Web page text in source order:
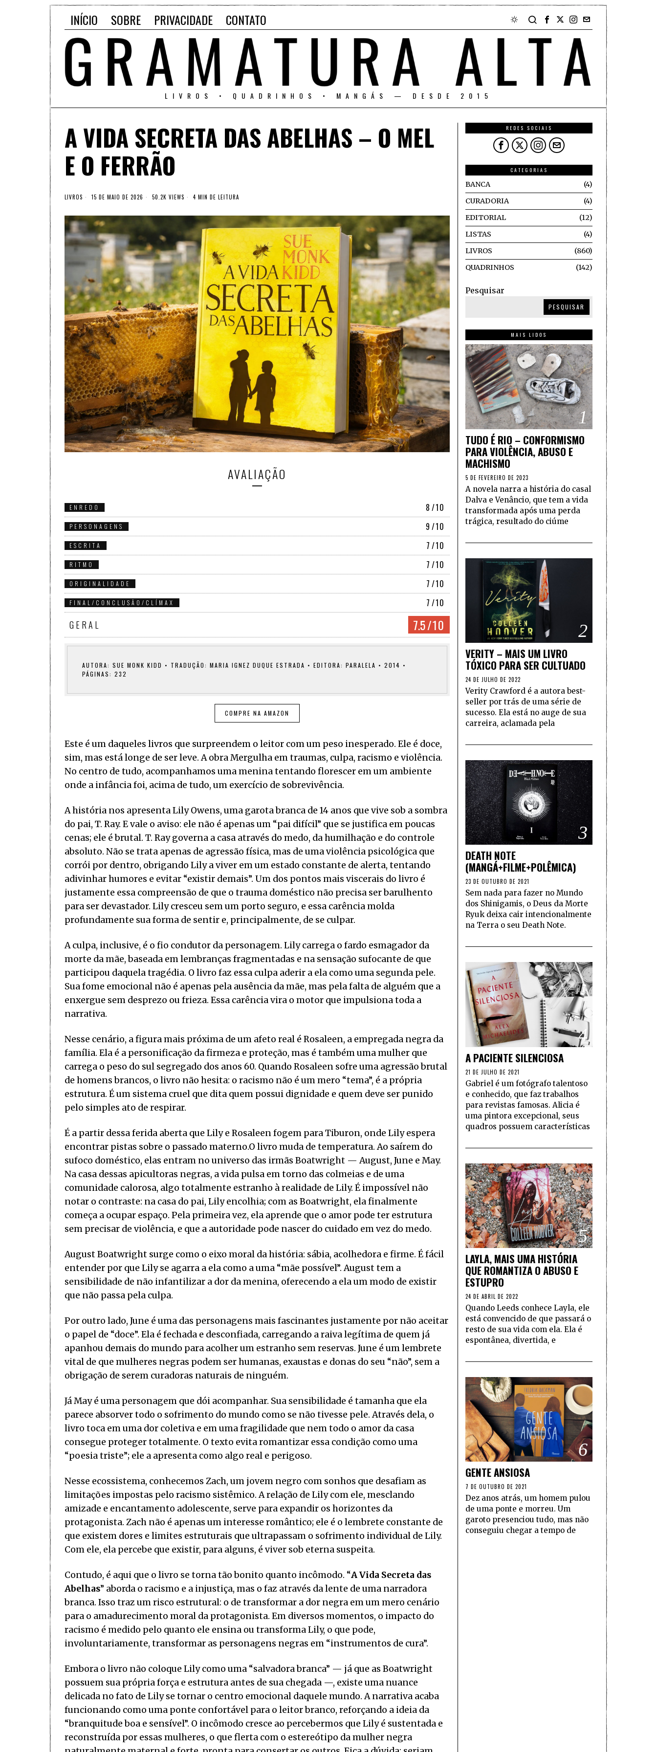
INÍCIO SOBRE PRIVACIDADE CONTATO
LIVROS • QUADRINHOS • MANGÁS — DESDE 2015
A VIDA SECRETA DAS ABELHAS – O MEL
E O FERRÃO
LIVROS 15 DE MAIO DE 2026 50.2K VIEWS 4 MIN DE LEITURA
AVALIAÇÃO
ENREDO 8 /10
PERSONAGENS 9 /10
ESCRITA 7 /10
RITMO 7 /10
ORIGINALIDADE 7 /10
FINAL/CONCLUSÃO/CLÍMAX 7 /10
GERAL 7.5/10
AUTORA: SUE MONK KIDD • TRADUÇÃO: MARIA IGNEZ DUQUE ESTRADA • EDITORA: PARALELA • 2014 •
PÁGINAS: 232
COMPRE NA AMAZON
Este é um daqueles livros que surpreendem o leitor com um peso inesperado. Ele é doce,
sim, mas está longe de ser leve. A obra Mergulha em traumas, culpa, racismo e violência.
No centro de tudo, acompanhamos uma menina tentando florescer em um ambiente
onde a infância foi, acima de tudo, um exercício de sobrevivência.
A história nos apresenta Lily Owens, uma garota branca de 14 anos que vive sob a sombra
do pai, T. Ray. E vale o aviso: ele não é apenas um “pai difícil” que se justifica em poucas
cenas; ele é brutal. T. Ray governa a casa através do medo, da humilhação e do controle
absoluto. Não se trata apenas de agressão física, mas de uma violência psicológica que
corrói por dentro, obrigando Lily a viver em um estado constante de alerta, tentando
adivinhar humores e evitar “existir demais”. Um dos pontos mais viscerais do livro é
justamente essa compreensão de que o trauma doméstico não precisa ser barulhento
para ser devastador. Lily cresceu sem um porto seguro, e essa carência molda
profundamente sua forma de sentir e, principalmente, de se culpar.
A culpa, inclusive, é o fio condutor da personagem. Lily carrega o fardo esmagador da
morte da mãe, baseada em lembranças fragmentadas e na sensação sufocante de que
participou daquela tragédia. O livro faz essa culpa aderir a ela como uma segunda pele.
Sua fome emocional não é apenas pela ausência da mãe, mas pela falta de alguém que a
enxergue sem desprezo ou frieza. Essa carência vira o motor que impulsiona toda a
narrativa.
Nesse cenário, a figura mais próxima de um afeto real é Rosaleen, a empregada negra da
família. Ela é a personificação da firmeza e proteção, mas é também uma mulher que
carrega o peso do sul segregado dos anos 60. Quando Rosaleen sofre uma agressão brutal
de homens brancos, o livro não hesita: o racismo não é um mero “tema”, é a própria
estrutura. É um sistema cruel que dita quem possui dignidade e quem deve ser punido
pelo simples ato de respirar.
É a partir dessa ferida aberta que Lily e Rosaleen fogem para Tiburon, onde Lily espera
encontrar pistas sobre o passado materno.O livro muda de temperatura. Ao saírem do
sufoco doméstico, elas entram no universo das irmãs Boatwright — August, June e May.
Na casa dessas apicultoras negras, a vida pulsa em torno das colmeias e de uma
comunidade calorosa, algo totalmente estranho à realidade de Lily. É impossível não
notar o contraste: na casa do pai, Lily encolhia; com as Boatwright, ela finalmente
começa a ocupar espaço. Pela primeira vez, ela aprende que o amor pode ter estrutura
sem precisar de violência, e que a autoridade pode nascer do cuidado em vez do medo.
August Boatwright surge como o eixo moral da história: sábia, acolhedora e firme. É fácil
entender por que Lily se agarra a ela como a uma “mãe possível”. August tem a
sensibilidade de não infantilizar a dor da menina, oferecendo a ela um modo de existir
que não passa pela culpa.
Por outro lado, June é uma das personagens mais fascinantes justamente por não aceitar
o papel de “doce”. Ela é fechada e desconfiada, carregando a raiva legítima de quem já
apanhou demais do mundo para acolher um estranho sem reservas. June é um lembrete
vital de que mulheres negras podem ser humanas, exaustas e donas do seu “não”, sem a
obrigação de serem curadoras naturais de ninguém.
Já May é uma personagem que dói acompanhar. Sua sensibilidade é tamanha que ela
parece absorver todo o sofrimento do mundo como se não tivesse pele. Através dela, o
livro toca em uma dor coletiva e em uma fragilidade que nem todo o amor da casa
consegue proteger totalmente. O texto evita romantizar essa condição como uma
“poesia triste”; ele a apresenta como algo real e perigoso.
Nesse ecossistema, conhecemos Zach, um jovem negro com sonhos que desafiam as
limitações impostas pelo racismo sistêmico. A relação de Lily com ele, mesclando
amizade e encantamento adolescente, serve para expandir os horizontes da
protagonista. Zach não é apenas um interesse romântico; ele é o lembrete constante de
que existem dores e limites estruturais que ultrapassam o sofrimento individual de Lily.
Com ele, ela percebe que existir, para alguns, é viver sob eterna suspeita.
Contudo, é aqui que o livro se torna tão bonito quanto incômodo. “A Vida Secreta das
Abelhas” aborda o racismo e a injustiça, mas o faz através da lente de uma narradora
branca. Isso traz um risco estrutural: o de transformar a dor negra em um mero cenário
para o amadurecimento moral da protagonista. Em diversos momentos, o impacto do
racismo é medido pelo quanto ele ensina ou transforma Lily, o que pode,
involuntariamente, transformar as personagens negras em “instrumentos de cura”.
Embora o livro não coloque Lily como uma “salvadora branca” — já que as Boatwright
possuem sua própria força e estrutura antes de sua chegada —, existe uma nuance
delicada no fato de Lily se tornar o centro emocional daquele mundo. A narrativa acaba
funcionando como uma ponte confortável para o leitor branco, reforçando a ideia da
“branquitude boa e sensível”. O incômodo cresce ao percebermos que Lily é sustentada e
reconstruída por essas mulheres, o que flerta com o estereótipo da mulher negra
REDES SOCIAIS
CATEGORIAS
BANCA
4
CURADORIA
4
EDITORIAL
12
LISTAS
4
LIVROS
860
QUADRINHOS
142
Pesquisar
PESQUISAR
MAIS LIDOS
1
TUDO É RIO – CONFORMISMO
PARA VIOLÊNCIA, ABUSO E
MACHISMO
5 DE FEVEREIRO DE 2023
A novela narra a história do casal
Dalva e Venâncio, que tem a vida
transformada após uma perda
trágica, resultado do ciúme
2
VERITY – MAIS UM LIVRO
TÓXICO PARA SER CULTUADO
24 DE JULHO DE 2022
Verity Crawford é a autora best-
seller por trás de uma série de
sucesso. Ela está no auge de sua
carreira, aclamada pela
3
DEATH NOTE
(MANGÁ+FILME+POLÊMICA)
23 DE OUTUBRO DE 2021
Sem nada para fazer no Mundo
dos Shinigamis, o Deus da Morte
Ryuk deixa cair intencionalmente
na Terra o seu Death Note.
4
A PACIENTE SILENCIOSA
21 DE JULHO DE 2021
Gabriel é um fotógrafo talentoso
e conhecido, que faz trabalhos
para revistas famosas. Alicia é
uma pintora excepcional, seus
quadros possuem características
5
LAYLA, MAIS UMA HISTÓRIA
QUE ROMANTIZA O ABUSO E
ESTUPRO
24 DE ABRIL DE 2022
Quando Leeds conhece Layla, ele
está convencido de que passará o
resto de sua vida com ela. Ela é
espontânea, divertida, e
6
GENTE ANSIOSA
7 DE OUTUBRO DE 2021
Dez anos atrás, um homem pulou
de uma ponte e morreu. Um
garoto presenciou tudo, mas não
conseguiu chegar a tempo de